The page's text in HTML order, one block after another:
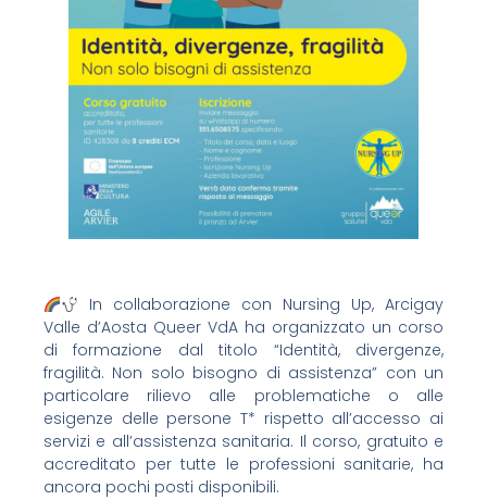
In collaborazione con Nursing Up, Arcigay
Valle d’Aosta Queer VdA ha organizzato un corso
di formazione dal titolo “Identità, divergenze,
fragilità. Non solo bisogno di assistenza” con un
particolare rilievo alle problematiche o alle
esigenze delle persone T* rispetto all’accesso ai
servizi e all’assistenza sanitaria. Il corso, gratuito e
accreditato per tutte le professioni sanitarie, ha
ancora pochi posti disponibili.